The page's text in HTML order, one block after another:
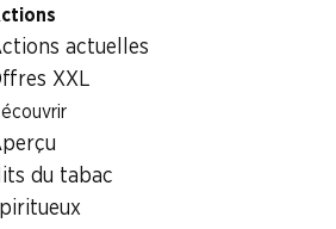
actuelles
XXL
du tabac
Chocolat/sucreries
au lait aux noisettes entières Cailler